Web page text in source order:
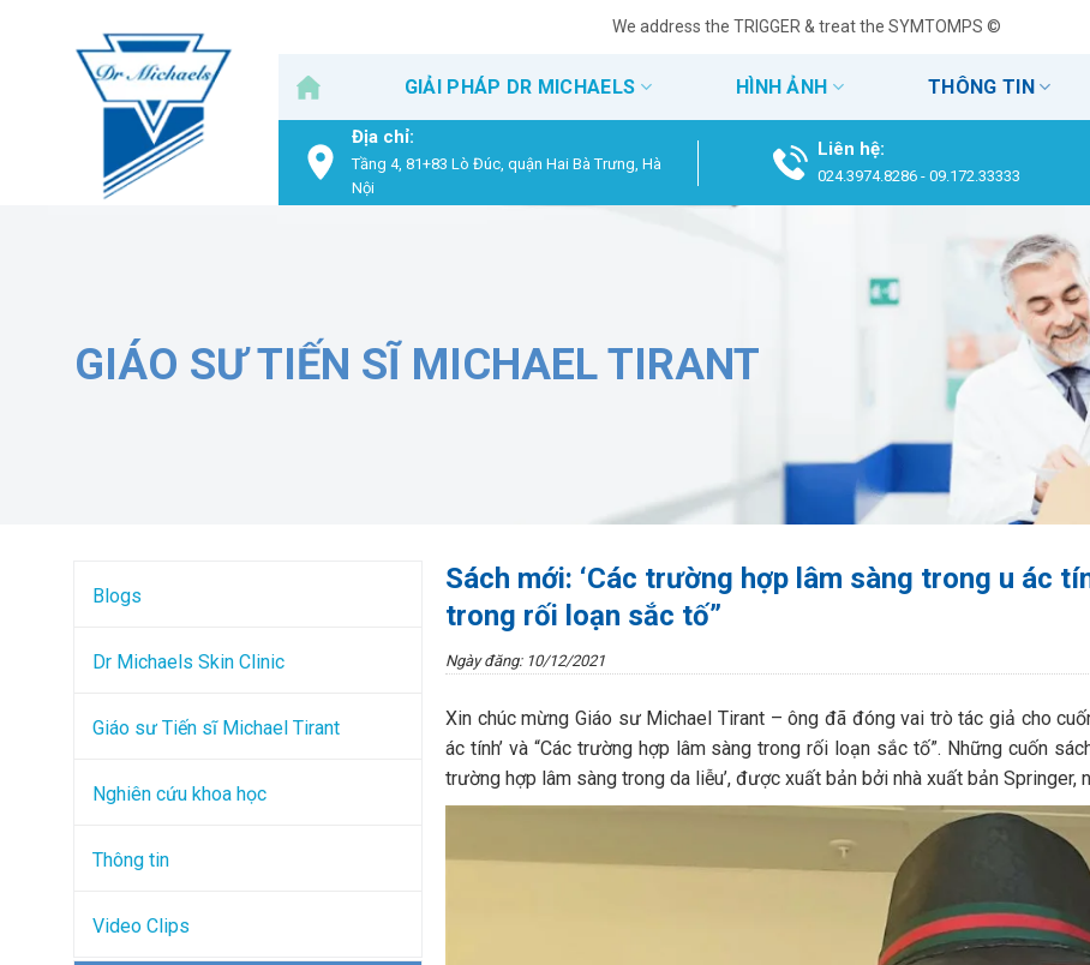
We address the TRIGGER & treat the SYMTOMPS ©
GIẢI PHÁP DR MICHAELS HÌNH ẢNH THÔNG TIN
Địa chỉ:
Tầng 4, 81+83 Lò Đúc, quận Hai Bà Trưng, Hà
Nội
Liên hệ:
024.3974.8286- 09.172.33333
GIÁO SƯ TIẾN SĨ MICHAEL TIRANT
Blogs
Dr Michaels Skin Clinic
Giáo sư Tiến sĩ Michael Tirant
Nghiên cứu khoa học
Thông tin
Video Clips
Sách mới: ‘Các trường hợp lâm sàng trong u ác
trong rối loạn sắc tố”
Ngày đăng: 10/12/2021
Xin chúc mừng Giáo sư Michael Tirant – ông đã đóng vai trò tác giả cho
ác tính’ và “Các trường hợp lâm sàng trong rối loạn sắc tố”. Những cuốn
trường hợp lâm sàng trong da liễu’, được xuất bản bởi nhà xuất bản Springer,